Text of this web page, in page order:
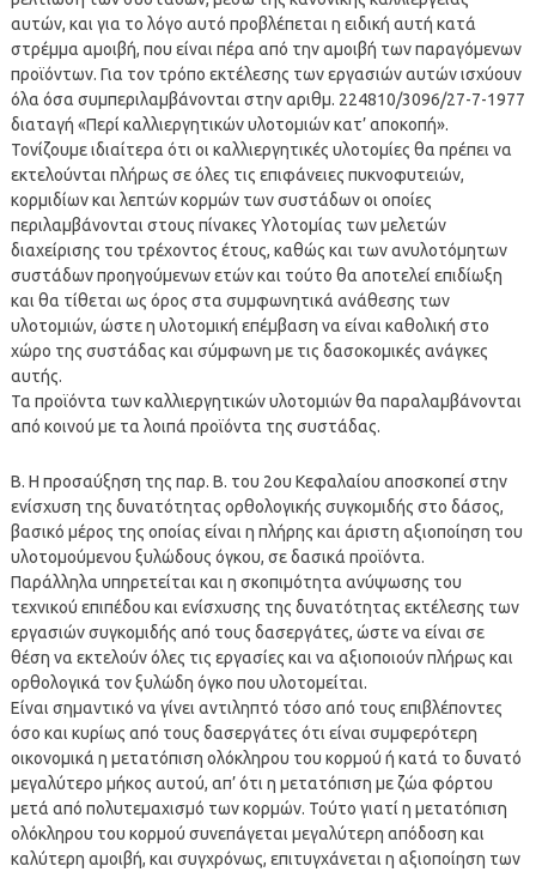
αυτών, και για το λόγο αυτό προβλέπεται η ειδική αυτή κατά
στρέμμα αμοιβή, που είναι πέρα από την αμοιβή των παραγόμενων
προϊόντων. Για τον τρόπο εκτέλεσης των εργασιών αυτών ισχύουν
όλα όσα συμπεριλαμβάνονται στην αριθμ. 224810/3096/27-7-1977
διαταγή «Περί καλλιεργητικών υλοτομιών κατ’ αποκοπή».
Τονίζουμε ιδιαίτερα ότι οι καλλιεργητικές υλοτομίες θα πρέπει να
εκτελούνται πλήρως σε όλες τις επιφάνειες πυκνοφυτειών,
κορμιδίων και λεπτών κορμών των συστάδων οι οποίες
περιλαμβάνονται στους πίνακες Υλοτομίας των μελετών
διαχείρισης του τρέχοντος έτους, καθώς και των ανυλοτόμητων
συστάδων προηγούμενων ετών και τούτο θα αποτελεί επιδίωξη
και θα τίθεται ως όρος στα συμφωνητικά ανάθεσης των
υλοτομιών, ώστε η υλοτομική επέμβαση να είναι καθολική στο
χώρο της συστάδας και σύμφωνη με τις δασοκομικές ανάγκες
αυτής.
Τα προϊόντα των καλλιεργητικών υλοτομιών θα παραλαμβάνονται
από κοινού με τα λοιπά προϊόντα της συστάδας.
Β. Η προσαύξηση της παρ. Β. του 2ου Κεφαλαίου αποσκοπεί στην
ενίσχυση της δυνατότητας ορθολογικής συγκομιδής στο δάσος,
βασικό μέρος της οποίας είναι η πλήρης και άριστη αξιοποίηση του
υλοτομούμενου ξυλώδους όγκου, σε δασικά προϊόντα.
Παράλληλα υπηρετείται και η σκοπιμότητα ανύψωσης του
τεχνικού επιπέδου και ενίσχυσης της δυνατότητας εκτέλεσης των
εργασιών συγκομιδής από τους δασεργάτες, ώστε να είναι σε
θέση να εκτελούν όλες τις εργασίες και να αξιοποιούν πλήρως και
ορθολογικά τον ξυλώδη όγκο που υλοτομείται.
Είναι σημαντικό να γίνει αντιληπτό τόσο από τους επιβλέποντες
όσο και κυρίως από τους δασεργάτες ότι είναι συμφερότερη
οικονομικά η μετατόπιση ολόκληρου του κορμού ή κατά το δυνατό
μεγαλύτερο μήκος αυτού, απ’ ότι η μετατόπιση με ζώα φόρτου
μετά από πολυτεμαχισμό των κορμών. Τούτο γιατί η μετατόπιση
ολόκληρου του κορμού συνεπάγεται μεγαλύτερη απόδοση και
καλύτερη αμοιβή, και συγχρόνως, επιτυγχάνεται η αξιοποίηση των